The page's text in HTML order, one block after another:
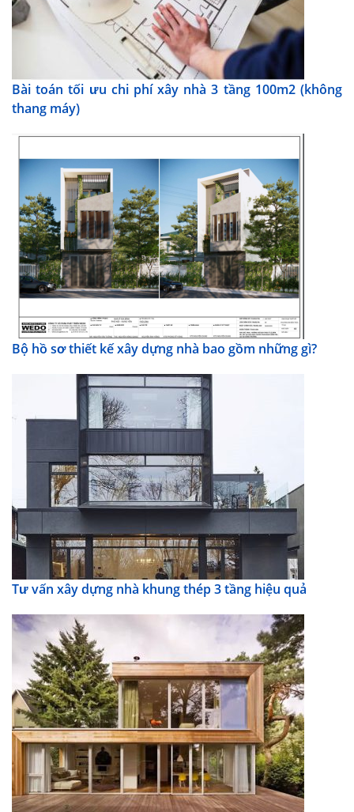
Bài toán tối ưu chi phí xây nhà 3 tầng 100m2 (không
thang máy)
Bộ hồ sơ thiết kế xây dựng nhà bao gồm những gì?
Tư vấn xây dựng nhà khung thép 3 tầng hiệu quả